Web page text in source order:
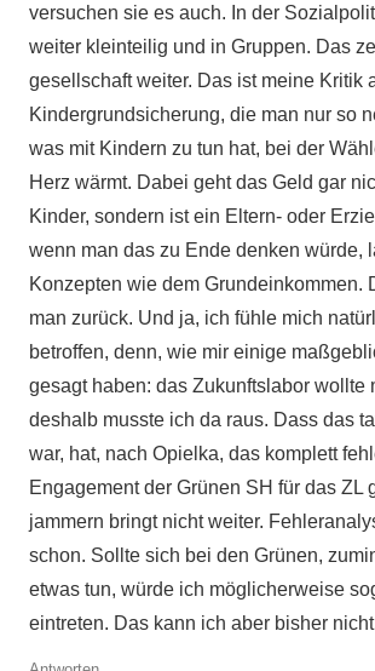
versuchen sie es auch. In der
weiter kleinteilig und in Gruppen. Das
gesellschaft weiter. Das ist meine Kritik
Kindergrundsicherung, die man nur so
was mit Kindern zu tun hat, bei der
Herz wärmt. Dabei geht das Geld gar
Kinder, sondern ist ein Eltern- oder
wenn man das zu Ende denken würde,
Konzepten wie dem Grundeinkommen.
man zurück. Und ja, ich fühle mich
betroffen, denn, wie mir einige
gesagt haben: das Zukunftslabor wollte
deshalb musste ich da raus. Dass das
war, hat, nach Opielka, das komplett
Engagement der Grünen SH für das ZL
jammern bringt nicht weiter.
schon. Sollte sich bei den Grünen,
etwas tun, würde ich möglicherweise
eintreten. Das kann ich aber bisher